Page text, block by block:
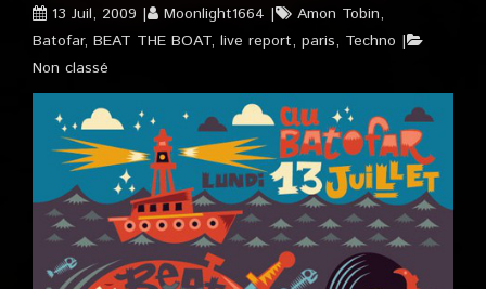
13 Juil, 2009 Moonlight1664 Amon Tobin,
Batofar, BEAT THE BOAT, live report, paris, Techno
Non classé